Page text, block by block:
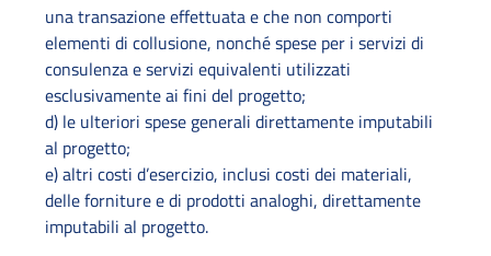
una transazione effettuata e che non comporti
elementi di collusione, nonché spese per i servizi di
consulenza e servizi equivalenti utilizzati
esclusivamente ai fini del progetto;
d) le ulteriori spese generali direttamente imputabili
al progetto;
e) altri costi d’esercizio, inclusi costi dei materiali,
delle forniture e di prodotti analoghi, direttamente
imputabili al progetto.